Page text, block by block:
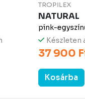
TROPILEX
NATURAL
pink-
Készleten
37 900
Kosárba